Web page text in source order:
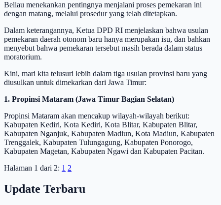
Beliau menekankan pentingnya menjalani proses pemekaran ini
dengan matang, melalui prosedur yang telah ditetapkan.
Dalam keterangannya, Ketua DPD RI menjelaskan bahwa usulan
pemekaran daerah otonom baru hanya merupakan isu, dan bahkan
menyebut bahwa pemekaran tersebut masih berada dalam status
moratorium.
Kini, mari kita telusuri lebih dalam tiga usulan provinsi baru yang
diusulkan untuk dimekarkan dari Jawa Timur:
1. Propinsi Mataram (Jawa Timur Bagian Selatan)
Propinsi Mataram akan mencakup wilayah-wilayah berikut:
Kabupaten Kediri, Kota Kediri, Kota Blitar, Kabupaten Blitar,
Kabupaten Nganjuk, Kabupaten Madiun, Kota Madiun, Kabupaten
Trenggalek, Kabupaten Tulungagung, Kabupaten Ponorogo,
Kabupaten Magetan, Kabupaten Ngawi dan Kabupaten Pacitan.
Halaman 1 dari 2: 1 2
Update Terbaru